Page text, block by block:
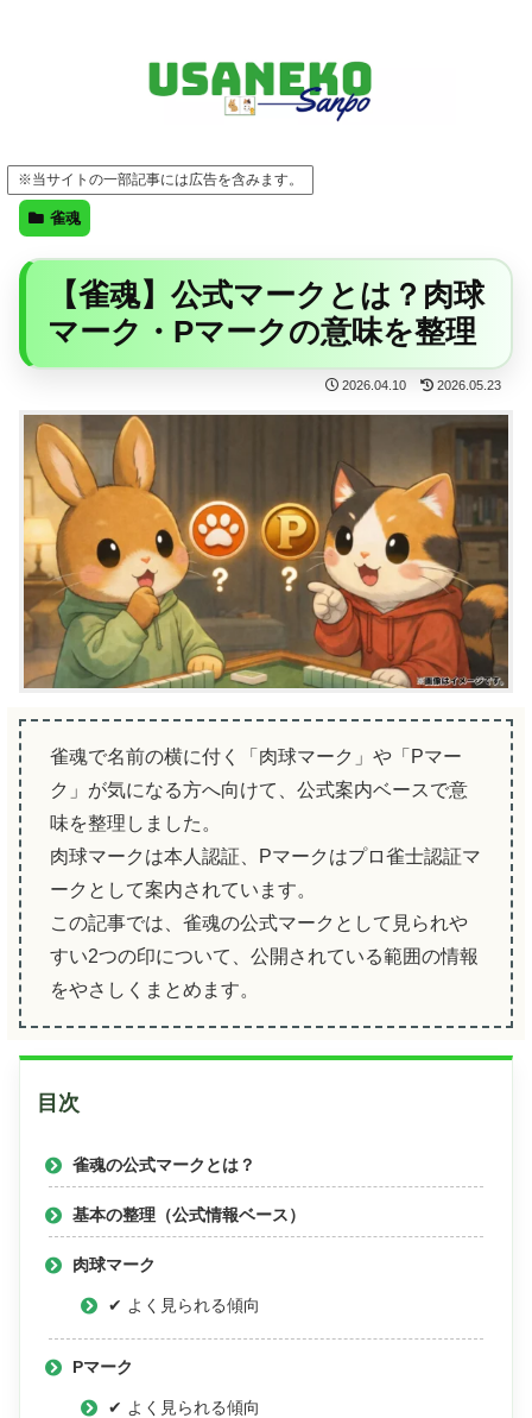
※当サイトの一部記事には広告を含みます。
雀魂
【雀魂】公式マークとは？肉球
マーク・Pマークの意味を整理
2026.04.10 2026.05.23
雀魂で名前の横に付く「肉球マーク」や「Pマー
ク」が気になる方へ向けて、公式案内ベースで意
味を整理しました。
肉球マークは本人認証、Pマークはプロ雀士認証マ
ークとして案内されています。
この記事では、雀魂の公式マークとして見られや
すい2つの印について、公開されている範囲の情報
をやさしくまとめます。
目次
雀魂の公式マークとは？
基本の整理（公式情報ベース）
肉球マーク
✔ よく見られる傾向
Pマーク
✔ よく見られる傾向